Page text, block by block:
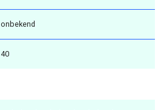
onbekend
40